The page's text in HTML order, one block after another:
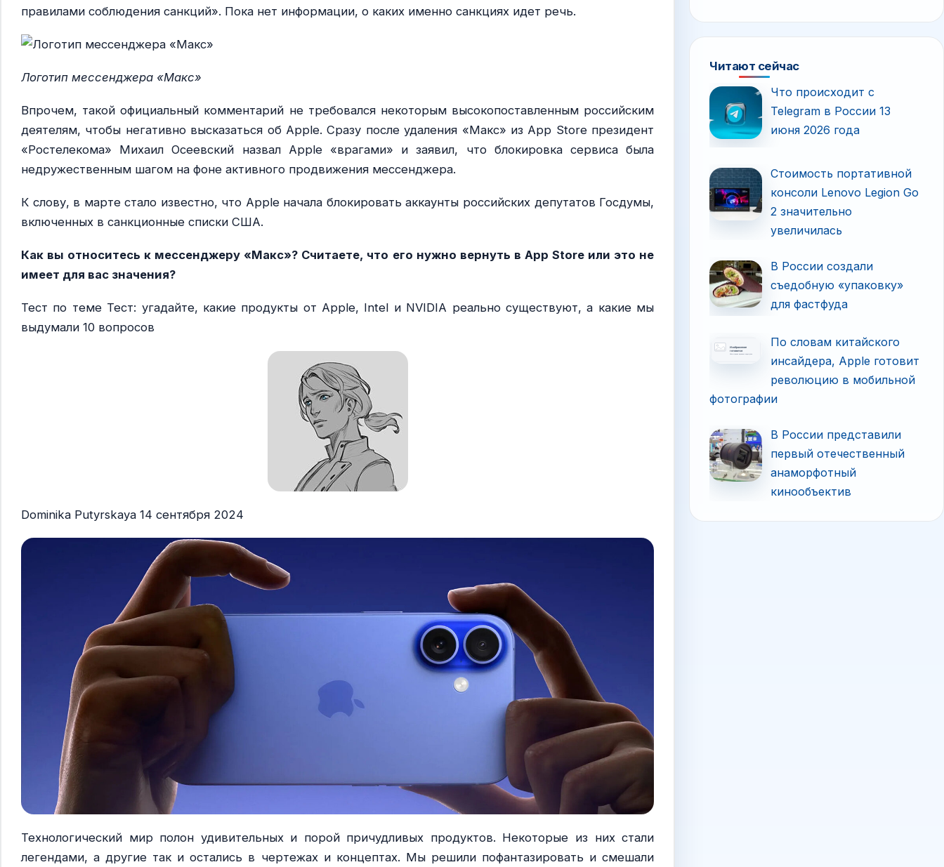
правилами соблюдения санкций». Пока нет информации, о каких именно санкциях идет речь.
Логотип мессенджера «Макс»
Впрочем, такой официальный комментарий не требовался некоторым высокопоставленным российским
деятелям, чтобы негативно высказаться об Apple. Сразу после удаления «Макс» из App Store президент
«Ростелекома» Михаил Осеевский назвал Apple «врагами» и заявил, что блокировка сервиса была
недружественным шагом на фоне активного продвижения мессенджера.
К слову, в марте стало известно, что Apple начала блокировать аккаунты российских депутатов Госдумы,
включенных в санкционные списки США.
Как вы относитесь к мессенджеру «Макс»? Считаете, что его нужно вернуть в App Store или это не
имеет для вас значения?
Тест по теме Тест: угадайте, какие продукты от Apple, Intel и NVIDIA реально существуют, а какие мы
выдумали 10 вопросов
Dominika Putyrskaya 14 сентября 2024
Технологический мир полон удивительных и порой причудливых продуктов. Некоторые из них стали
легендами, а другие так и остались в чертежах и концептах. Мы решили пофантазировать и смешали
Читают сейчас
Что происходит с
Telegram в России 13
июня 2026 года
Стоимость портативной
консоли Lenovo Legion Go
2 значительно
увеличилась
В России создали
съедобную «упаковку»
для фастфуда
По словам китайского
инсайдера, Apple готовит
революцию в мобильной
фотографии
В России представили
первый отечественный
анаморфотный
кинообъектив